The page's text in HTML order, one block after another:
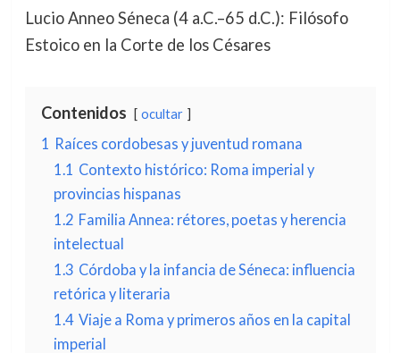
Lucio Anneo Séneca (4 a.C.–65 d.C.): Filósofo
Estoico en la Corte de los Césares
Contenidos ocultar
1 Raíces cordobesas y juventud romana
1.1 Contexto histórico: Roma imperial y
provincias hispanas
1.2 Familia Annea: rétores, poetas y herencia
intelectual
1.3 Córdoba y la infancia de Séneca: influencia
retórica y literaria
1.4 Viaje a Roma y primeros años en la capital
imperial